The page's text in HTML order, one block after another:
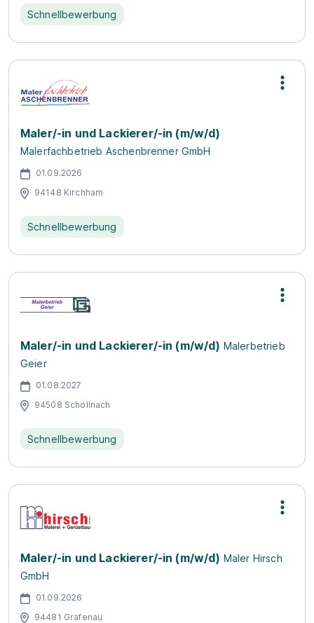
Schnellbewerbung
Maler/-in und Lackierer/-in (m/w/d)
Malerfachbetrieb Aschenbrenner GmbH
01.09.2026
94148 Kirchham
Schnellbewerbung
Maler/-in und Lackierer/-in (m/w/d) Malerbetrieb
Geier
01.08.2027
94508 Schöllnach
Schnellbewerbung
Maler/-in und Lackierer/-in (m/w/d) Maler Hirsch
GmbH
01.09.2026
94481 Grafenau